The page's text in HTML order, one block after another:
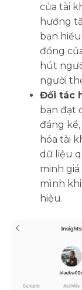
của tài
hướng
bạn
đồng
hút
người
Đối tác
bạn đạt
đáng
hóa tài
dữ liệu
minh
mình khi
hiệu.